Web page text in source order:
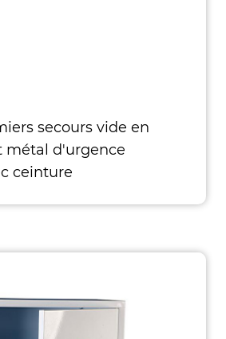
secours vide en
d'urgence
ceinture